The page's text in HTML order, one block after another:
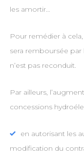
les amortir…
Pour remédier à
sera remboursée par
n’est pas reconduit.
Par ailleurs,
concessions
en autorisant les
modification du